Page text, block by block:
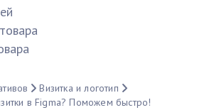
Визитка и логотип
в Figma? Поможем быстро!